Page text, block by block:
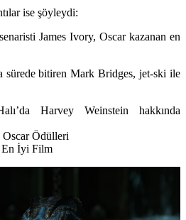
ise şöyleydi:
James Ivory, Oscar kazanan en
sürede bitiren Mark Bridges, jet-ski ile
Harvey Weinstein hakkında
Oscar Ödülleri
En İyi Film